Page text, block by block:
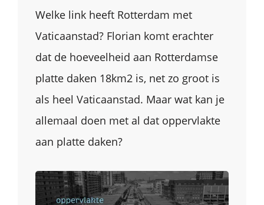
Welke link heeft Rotterdam met
Vaticaanstad? Florian komt erachter
dat de hoeveelheid aan Rotterdamse
platte daken 18km2 is, net zo groot is
als heel Vaticaanstad. Maar wat kan je
allemaal doen met al dat oppervlakte
aan platte daken?